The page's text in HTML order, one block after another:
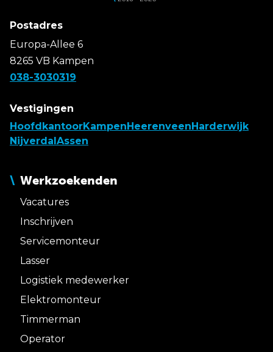
Postadres
Europa-Allee 6
8265 VB Kampen
038-3030319
Vestigingen
HoofdkantoorKampen Heerenveen Harderwijk
Nijverdal Assen
Werkzoekenden
Vacatures
Inschrijven
Servicemonteur
Lasser
Logistiek medewerker
Elektromonteur
Timmerman
Operator